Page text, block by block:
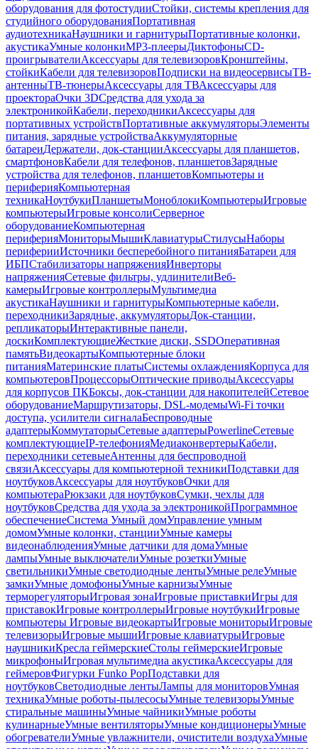
оборудования для фотостудииСтойки, системы крепления для
студийного оборудованияПортативная
аудиотехникаНаушники и гарнитурыПортативные колонки,
акустикаУмные колонкиMP3-плеерыДиктофоныCD-
проигрывателиАксессуары для телевизоровКронштейны,
стойкиКабели для телевизоровПодписки на видеосервисыТВ-
антенныТВ-тюнерыАксессуары для ТВАксессуары для
проектораОчки 3DСредства для ухода за
электроникойКабели, переходникиАксессуары для
портативных устройствПортативные аккумуляторыЭлементы
питания, зарядные устройстваАккумуляторные
батареиДержатели, док-станцииАксессуары для планшетов,
смартфоновКабели для телефонов, планшетовЗарядные
устройства для телефонов, планшетовКомпьютеры и
периферияКомпьютерная
техникаНоутбукиПланшетыМоноблокиКомпьютерыИгровые
компьютерыИгровые консолиСерверное
оборудованиеКомпьютерная
периферияМониторыМышиКлавиатурыСтилусыНаборы
периферииИсточники бесперебойного питанияБатареи для
ИБПСтабилизаторы напряженияИнверторы
напряженияСетевые фильтры, удлинителиВеб-
камерыИгровые контроллерыМультимедиа
акустикаНаушники и гарнитурыКомпьютерные кабели,
переходникиЗарядные, аккумуляторыДок-станции,
репликаторыИнтерактивные панели,
доскиКомплектующиеЖесткие диски, SSDОперативная
памятьВидеокартыКомпьютерные блоки
питанияМатеринские платыСистемы охлажденияКорпуса для
компьютеровПроцессорыОптические приводыАксессуары
для корпусов ПКБоксы, док-станции для накопителейСетевое
оборудованиеМаршрутизаторы, DSL-модемыWi-Fi точки
доступа, усилители сигналаБеспроводные
адаптерыКоммутаторыСетевые адаптерыPowerlineСетевые
комплектующиеIP-телефонияМедиаконвертерыКабели,
переходники сетевыеАнтенны для беспроводной
связиАксессуары для компьютерной техникиПодставки для
ноутбуковАксессуары для ноутбуковОчки для
компьютераРюкзаки для ноутбуковСумки, чехлы для
ноутбуковСредства для ухода за электроникойПрограммное
обеспечениеСистема Умный домУправление умным
домомУмные колонки, станцииУмные камеры
видеонаблюденияУмные датчики для домаУмные
лампыУмные выключателиУмные розеткиУмные
светильникиУмные светодиодные лентыУмные релеУмные
замкиУмные домофоныУмные карнизыУмные
терморегуляторыИгровая зонаИгровые приставкиИгры для
приставокИгровые контроллерыИгровые ноутбукиИгровые
компьютеры Игровые видеокартыИгровые мониторыИгровые
телевизорыИгровые мышиИгровые клавиатурыИгровые
наушникиКресла геймерскиеСтолы геймерскиеИгровые
микрофоныИгровая мультимедиа акустикаАксессуары для
геймеровФигурки Funko PopПодставки для
ноутбуковСветодиодные лентыЛампы для мониторовУмная
техникаУмные роботы-пылесосыУмные телевизорыУмные
стиральные машиныУмные чайникиУмные роботы
кулинарныеУмные вентиляторыУмные кондиционерыУмные
обогревателиУмные увлажнители, очистители воздухаУмные